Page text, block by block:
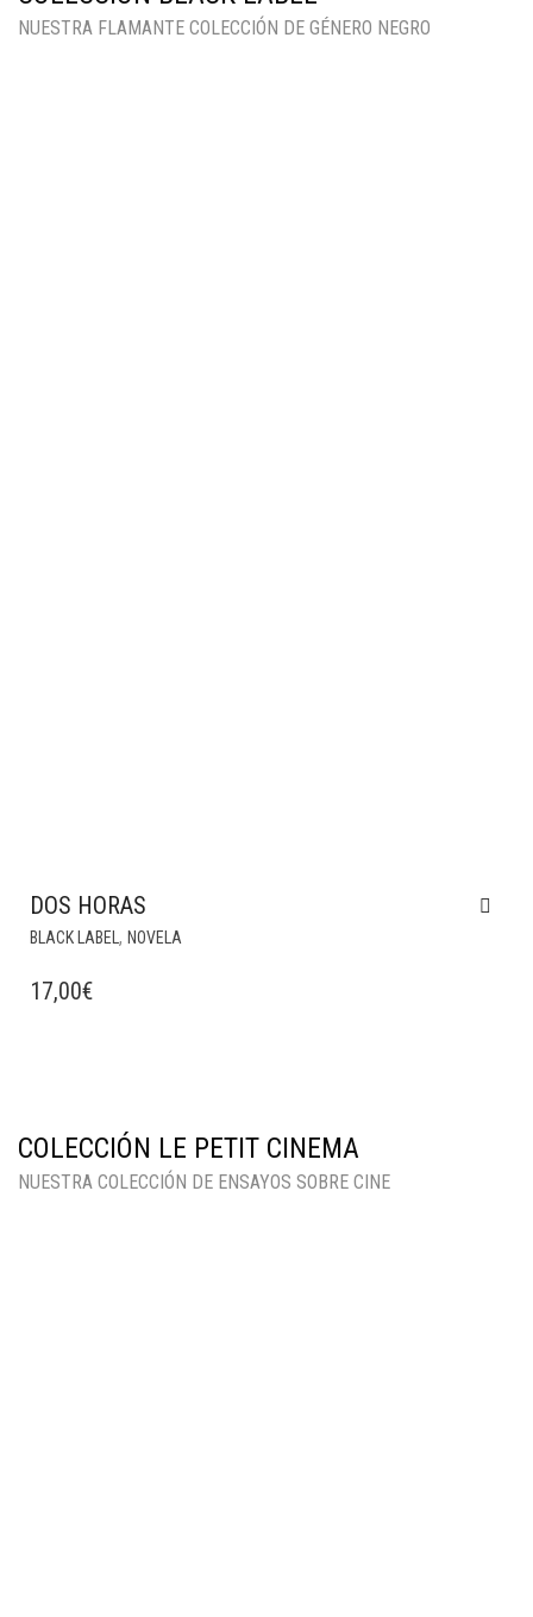
NUESTRA FLAMANTE COLECCIÓN DE GÉNERO NEGRO
DOS HORAS
BLACK LABEL , NOVELA
17,00€
COLECCIÓN LE PETIT CINEMA
NUESTRA COLECCIÓN DE ENSAYOS SOBRE CINE